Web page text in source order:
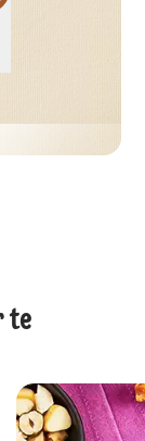
te